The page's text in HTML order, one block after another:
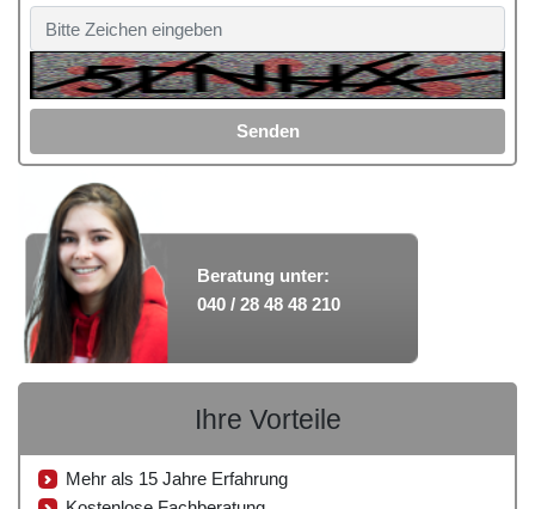
Senden
Beratung unter:
040 / 28 48 48 210
Ihre Vorteile
Mehr als 15 Jahre Erfahrung